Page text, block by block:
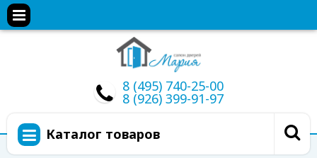
8 (495) 740-25-00
8 (926) 399-91-97
Каталог товаров